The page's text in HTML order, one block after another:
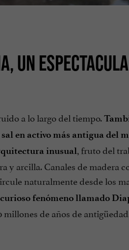
UN
a lo largo del tiempo.
en activo más antigua del
inusual, fruto del
y arcilla. Canales de madera
naturalmente desde los
fenómeno llamado
de años de